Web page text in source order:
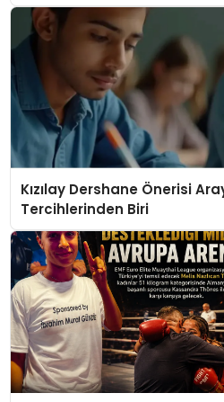
Kızılay Dershane Önerisi
Tercihlerinden Biri